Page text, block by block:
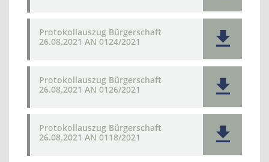
Protokollauszug Bürgerschaft
26.08.2021 AN 0124/2021
Protokollauszug Bürgerschaft
26.08.2021 AN 0126/2021
Protokollauszug Bürgerschaft
26.08.2021 AN 0118/2021